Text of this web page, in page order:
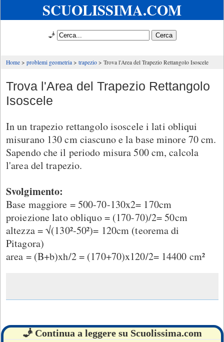
SCUOLISSIMA.COM
🧞
Home problemi geometria trapezio Trova l'Area del Trapezio Rettangolo Isoscele
Trova l'Area del Trapezio Rettangolo
Isoscele
In un trapezio rettangolo isoscele i lati obliqui
misurano 130 cm ciascuno e la base minore 70 cm.
Sapendo che il periodo misura 500 cm, calcola
l'area del trapezio.
Svolgimento:
Base maggiore = 500-70-130x2= 170cm
proiezione lato obliquo = (170-70)/2= 50cm
altezza = √(130²-50²)= 120cm (teorema di
Pitagora)
area = (B+b)xh/2 = (170+70)x120/2= 14400 cm²
🧞 Continua a leggere su Scuolissima.com